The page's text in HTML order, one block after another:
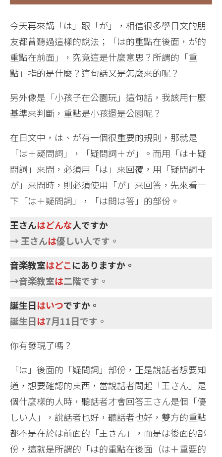
今天再來講「は」跟「が」，相信很多學日文的朋
友都曾聽過這樣的說法；「は的重點在後面，が的
重點在前面」，究竟這是什麼意思？所謂的「重
點」指的是什麼？這句話又是怎麼來的呢？
另外像是「小孩子在公園玩」這句話，我該用什麼
基準來判斷，重點是小孩還是公園呢？
在日文中，は、が有一個很重要的規則，那就是
「は＋疑問詞」，「疑問詞＋が」。而用「は＋疑
問詞」來問，必須用「は」來回覆，用「疑問詞＋
が」來問時，則必須使用「が」來回答，先來看一
下「は＋疑問詞」，「は問は答」的部份。
王さんはどんな人ですか
→ 王さんは優しい人です。
音楽教室はどこにありますか。
→音楽教室は二階です。
誕生日はいつですか。
誕生日は7月11日です。
你有發現了嗎？
「は」後面的「疑問詞」部份，正是說話者想要知
道，想要確認的東西，當說話者問起「王さん」是
個什麼樣的人時，聽話者才會回答王さん是個「優
しい人」，說話者也好，聽話者也好，雙方的重點
都不是在於は前面的「王さん」，而是は後面的部
份，這就是所謂的「は的重點在後面（は＋重要的